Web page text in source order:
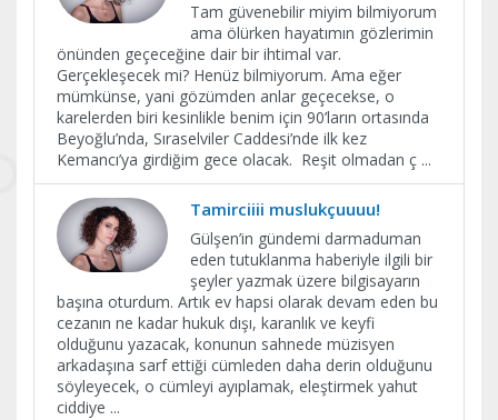
Tam güvenebilir miyim bilmiyorum
ama ölürken hayatımın gözlerimin
önünden geçeceğine dair bir ihtimal var.
Gerçekleşecek mi? Henüz bilmiyorum. Ama eğer
mümkünse, yani gözümden anlar geçecekse, o
karelerden biri kesinlikle benim için 90’ların ortasında
Beyoğlu’nda, Sıraselviler Caddesi’nde ilk kez
Kemancı’ya girdiğim gece olacak. Reşit olmadan ç ...
Tamirciiii muslukçuuuu!
Gülşen’in gündemi darmaduman
eden tutuklanma haberiyle ilgili bir
şeyler yazmak üzere bilgisayarın
başına oturdum. Artık ev hapsi olarak devam eden bu
cezanın ne kadar hukuk dışı, karanlık ve keyfi
olduğunu yazacak, konunun sahnede müzisyen
arkadaşına sarf ettiği cümleden daha derin olduğunu
söyleyecek, o cümleyi ayıplamak, eleştirmek yahut
ciddiye ...